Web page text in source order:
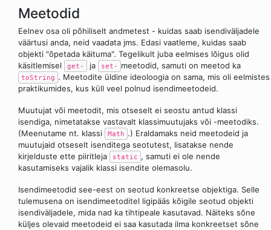
Meetodid
Eelnev osa oli põhiliselt andmetest - kuidas saab isendiväljadele
väärtusi anda, neid vaadata jms. Edasi vaatleme, kuidas saab
objekti "õpetada käituma". Tegelikult juba eelmises lõigus olid
käsitlemisel
get- ja set- meetodid, samuti on meetod ka
toString . Meetodite üldine ideoloogia on sama, mis oli eelmistes
praktikumides, kus küll veel polnud isendimeetodeid.
Muutujat või meetodit, mis otseselt ei seostu antud klassi
isendiga, nimetatakse vastavalt klassimuutujaks või -meetodiks.
(Meenutame nt. klassi
Math .) Eraldamaks neid meetodeid ja
muutujaid otseselt isenditega seotutest, lisatakse nende
kirjelduste ette piiritleja
static , samuti ei ole nende
kasutamiseks vajalik klassi isendite olemasolu.
Isendimeetodid see-eest on seotud konkreetse objektiga. Selle
tulemusena on isendimeetoditel ligipääs kõigile seotud objekti
isendiväljadele, mida nad ka tihtipeale kasutavad. Näiteks sõne
küljes olevaid meetodeid ei saa kasutada ilma konkreetset sõne